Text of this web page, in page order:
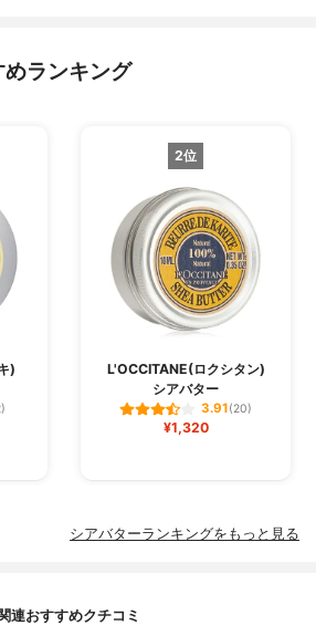
ランキング
)
2位
L'OCCITANE(ロクシタン)
シアバター
3.91(20)
¥1,320
シアバターランキングをもっと見る
関連おすすめクチコミ